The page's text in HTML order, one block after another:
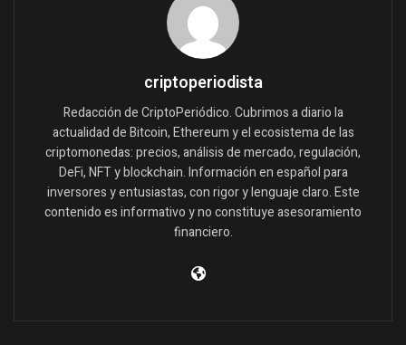
criptoperiodista
Redacción de CriptoPeriódico. Cubrimos a diario la
actualidad de Bitcoin, Ethereum y el ecosistema de las
criptomonedas: precios, análisis de mercado, regulación,
DeFi, NFT y blockchain. Información en español para
inversores y entusiastas, con rigor y lenguaje claro. Este
contenido es informativo y no constituye asesoramiento
financiero.